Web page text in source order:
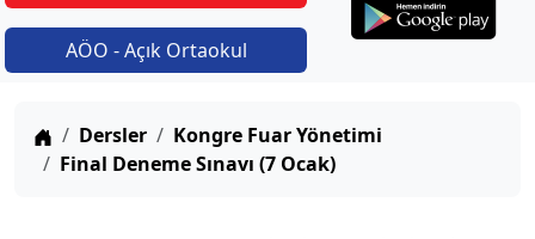
AÖO - Açık Ortaokul
Anasayfa
Dersler
Kongre Fuar Yönetimi
Final Deneme Sınavı (7 Ocak)